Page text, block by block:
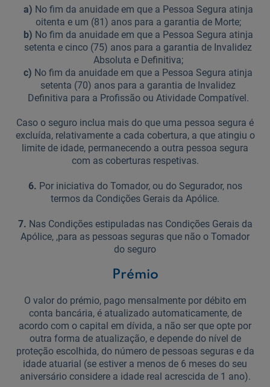
a) No fim da anuidade em que a Pessoa Segura atinja
oitenta e um (81) anos para a garantia de Morte;
b) No fim da anuidade em que a Pessoa Segura atinja
setenta e cinco (75) anos para a garantia de Invalidez
Absoluta e Definitiva;
c) No fim da anuidade em que a Pessoa Segura atinja
setenta (70) anos para a garantia de Invalidez
Definitiva para a Profissão ou Atividade Compatível.
Caso o seguro inclua mais do que uma pessoa segura é
excluída, relativamente a cada cobertura, a que atingiu o
limite de idade, permanecendo a outra pessoa segura
com as coberturas respetivas.
6. Por iniciativa do Tomador, ou do Segurador, nos
termos da Condições Gerais da Apólice.
7. Nas Condições estipuladas nas Condições Gerais da
Apólice, ,para as pessoas seguras que não o Tomador
do seguro
Prémio
O valor do prémio, pago mensalmente por débito em
conta bancária, é atualizado automaticamente, de
acordo com o capital em dívida, a não ser que opte por
outra forma de atualização, e depende do nível de
proteção escolhida, do número de pessoas seguras e da
idade atuarial (se estiver a menos de 6 meses do seu
aniversário considere a idade real acrescida de 1 ano).